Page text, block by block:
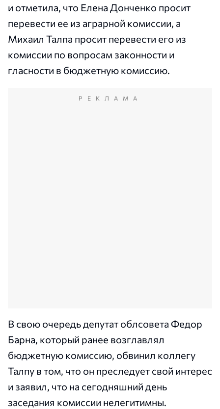
и отметила, что Елена Донченко просит
перевести ее из аграрной комиссии, а
Михаил Талпа просит перевести его из
комиссии по вопросам законности и
гласности в бюджетную комиссию.
РЕКЛАМА
В свою очередь депутат облсовета Федор
Барна, который ранее возглавлял
бюджетную комиссию, обвинил коллегу
Талпу в том, что он преследует свой интерес
и заявил, что на сегодняшний день
заседания комиссии нелегитимны.